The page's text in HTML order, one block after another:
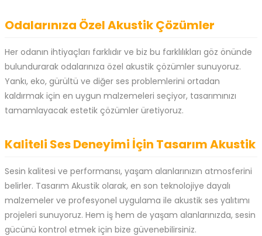
Odalarınıza Özel Akustik Çözümler
Her odanın ihtiyaçları farklıdır ve biz bu farklılıkları göz önünde
bulundurarak odalarınıza özel akustik çözümler sunuyoruz.
Yankı, eko, gürültü ve diğer ses problemlerini ortadan
kaldırmak için en uygun malzemeleri seçiyor, tasarımınızı
tamamlayacak estetik çözümler üretiyoruz.
Kaliteli Ses Deneyimi İçin Tasarım Akustik
Sesin kalitesi ve performansı, yaşam alanlarınızın atmosferini
belirler. Tasarım Akustik olarak, en son teknolojiye dayalı
malzemeler ve profesyonel uygulama ile akustik ses yalıtımı
projeleri sunuyoruz. Hem iş hem de yaşam alanlarınızda, sesin
gücünü kontrol etmek için bize güvenebilirsiniz.